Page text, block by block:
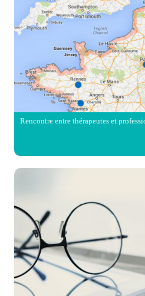
Rencontre entre thérapeutes et